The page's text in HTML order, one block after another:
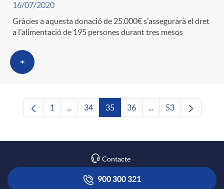
16/07/2020
Gràcies a aquesta donació de 25.000€ s'assegurarà el dret
a l'alimentació de 195 persones durant tres mesos
+
Pàgina
1 ...Pàgines intermèdies Utilitzeu TAB per
Pàgina
34 Pàgina
35 Pàgina
36 ...Pàgines intermèdies
Pàgina
53
Contacte
900 300 321